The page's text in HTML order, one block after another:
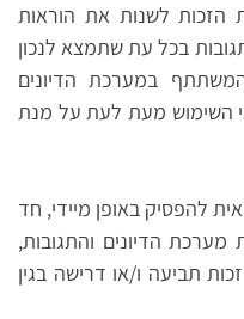
לשנות את הוראות
בכל עת שתמצא לנכון
במערכת הדיונים
השימוש מעת לעת על מנת
להפסיק באופן מיידי, חד
הדיונים והתגובות,
תביעה ו/או דרישה בגין